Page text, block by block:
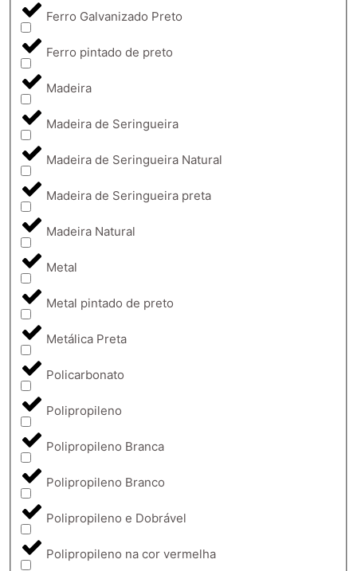
Ferro Galvanizado Preto
Ferro pintado de preto
Madeira
Madeira de Seringueira
Madeira de Seringueira Natural
Madeira de Seringueira preta
Madeira Natural
Metal
Metal pintado de preto
Metálica Preta
Policarbonato
Polipropileno
Polipropileno Branca
Polipropileno Branco
Polipropileno e Dobrável
Polipropileno na cor vermelha